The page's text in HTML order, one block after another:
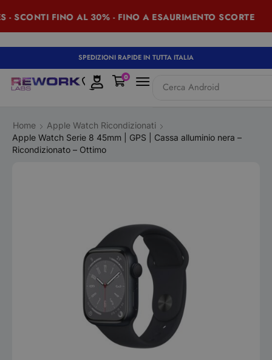
- SCONTI FINO AL 30% - FINO A ESAURIMENTO SCORTE
SPEDIZIONI RAPIDE IN TUTTA ITALIA
Cerca iPad
0
Home
Apple Watch Ricondizionati
Apple Watch Serie 8 45mm | GPS | Cassa alluminio nera –
Ricondizionato – Ottimo